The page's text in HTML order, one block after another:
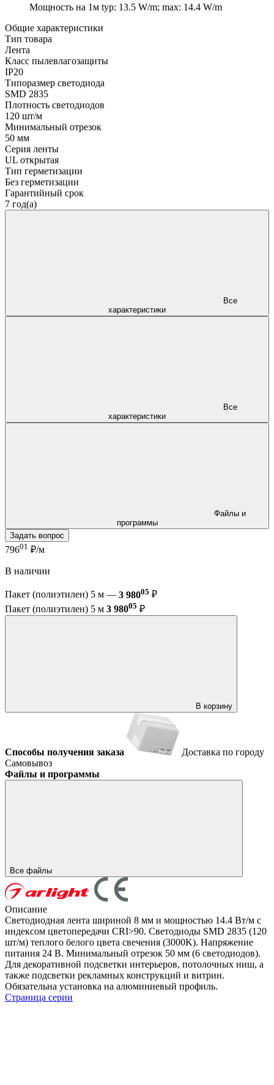
Мощность на 1м typ: 13.5 W/m; max: 14.4 W/m
Общие характеристики
Тип товара
Лента
Класс пылевлагозащиты
IP20
Типоразмер светодиода
SMD 2835
Плотность светодиодов
120 шт/м
Минимальный отрезок
50 мм
Серия ленты
UL открытая
Тип герметизации
Без герметизации
Гарантийный срок
7 год(а)
характеристики
характеристики
программы
Задать вопрос
79601 ₽/м
В наличии
Пакет (полиэтилен) 5 м — 3 98005 ₽
Пакет (полиэтилен) 5 м 3 98005 ₽
В корзину
Способы получения заказа
Доставка по городу
Самовывоз
Файлы и программы
Все файлы
Описание
Светодиодная лента шириной 8 мм и мощностью 14.4 Вт/м с
индексом цветопередачи CRI>90. Светодиоды SMD 2835 (120
шт/м) теплого белого цвета свечения (3000K). Напряжение
питания 24 В. Минимальный отрезок 50 мм (6 светодиодов).
Для декоративной подсветки интерьеров, потолочных ниш, а
также подсветки рекламных конструкций и витрин.
Обязательна установка на алюминиевый профиль.
Страница серии